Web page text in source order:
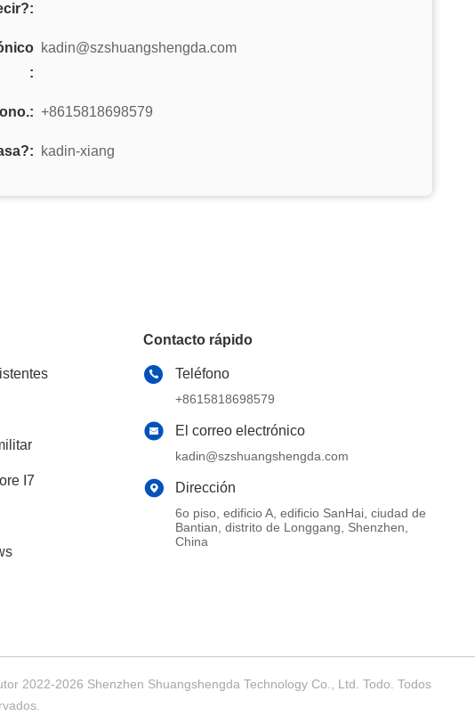
:
kadin@szshuangshengda.com
+8615818698579
kadin-xiang
I7
Contacto rápido
Teléfono
+8615818698579
El correo electrónico
kadin@szshuangshengda.com
Dirección
6o piso, edificio A, edificio SanHai, ciudad de
Bantian, distrito de Longgang, Shenzhen,
China
2022-2026 Shenzhen Shuangshengda Technology Co., Ltd. Todo. Todos